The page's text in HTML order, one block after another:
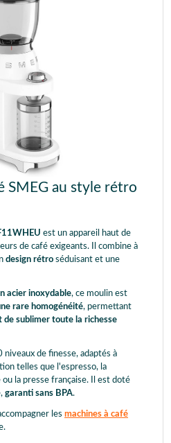
SMEG au style rétro
est un appareil haut de
de café exigeants. Il combine à
design rétro séduisant et une
acier inoxydable, ce moulin est
rare homogénéité, permettant
sublimer toute la richesse
niveaux de finesse, adaptés à
telles que l'espresso, la
la presse française.
Il est doté
garanti sans BPA.
les machines à café